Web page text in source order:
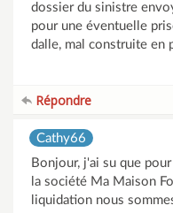
dossier du sinistre
pour une éventuelle
dalle, mal construite en
Répondre
Cathy66
Bonjour, j'ai su que
la société Ma Maison
liquidation nous